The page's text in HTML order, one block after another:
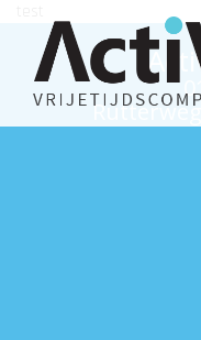
Rutterweg